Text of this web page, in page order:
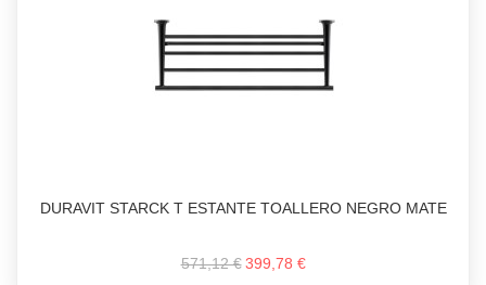
DURAVIT STARCK T ESTANTE TOALLERO NEGRO MATE
571,12 € 399,78 €